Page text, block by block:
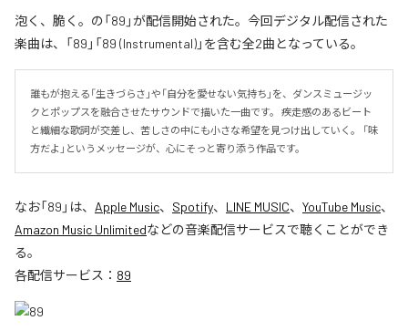
泡く、脆く。の「89」が配信開始された。今回デジタル配信された
楽曲は、「89」「89 (Instrumental)」を含む全2曲となっている。
誰もが抱える「生きづらさ」や「自分を愛せない気持ち」を、ダンスミュージッ
クとポップスを融合させたサウンドで描いた一曲です。 疾走感のあるビート
と繊細な歌詞が交差し、苦しさの中にも小さな希望を見つけ出していく。 「味
方だよ」というメッセージが、心にそっと寄り添う作品です。
なお「89 」は、 Apple Music、 Spotify、 LINE MUSIC、 YouTube Music、
Amazon Music Unlimitedなどの音楽配信サービスで聴くことができ
る。
各配信サービス： 89